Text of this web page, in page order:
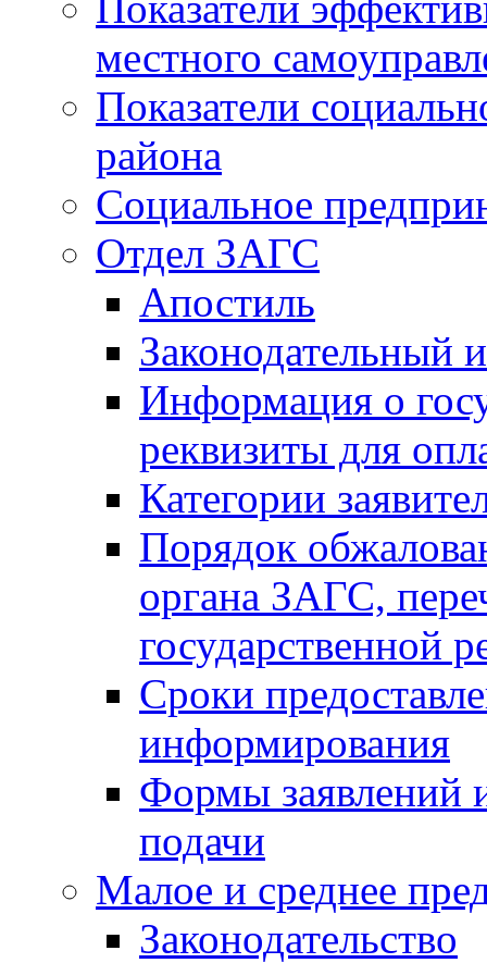
местного
Показатели
района
Социальное
Отдел ЗАГС
Апостиль
Законодательный
Информация о
реквизиты для
Категории
Порядок
органа ЗАГС,
государственной
Сроки
информирования
Формы заявлений
подачи
Малое и среднее
Законодательство